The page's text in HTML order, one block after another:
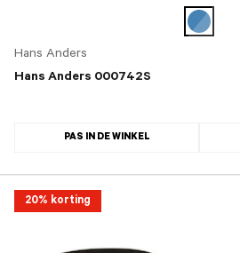
Hans Anders
Hans Anders 000742S
PAS IN DE WINKEL
20% korting